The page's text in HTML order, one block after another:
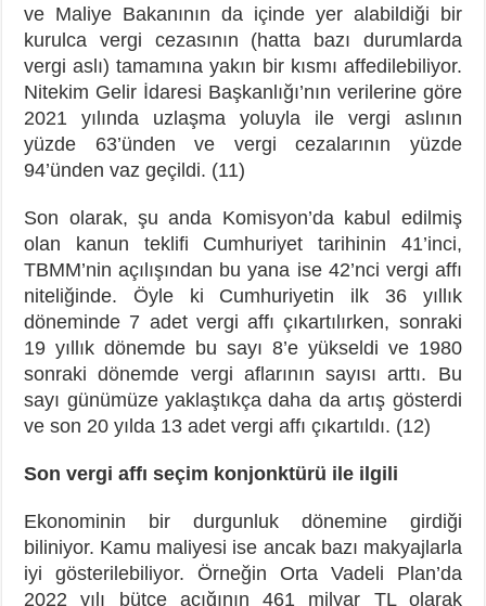
ve Maliye Bakanının da içinde yer alabildiği bir
kurulca vergi cezasının (hatta bazı durumlarda
vergi aslı) tamamına yakın bir kısmı affedilebiliyor.
Nitekim Gelir İdaresi Başkanlığı’nın verilerine göre
2021 yılında uzlaşma yoluyla ile vergi aslının
yüzde 63’ünden ve vergi cezalarının yüzde
94’ünden vaz geçildi. (11)
Son olarak, şu anda Komisyon’da kabul edilmiş
olan kanun teklifi Cumhuriyet tarihinin 41’inci,
TBMM’nin açılışından bu yana ise 42’nci vergi affı
niteliğinde. Öyle ki Cumhuriyetin ilk 36 yıllık
döneminde 7 adet vergi affı çıkartılırken, sonraki
19 yıllık dönemde bu sayı 8’e yükseldi ve 1980
sonraki dönemde vergi aflarının sayısı arttı. Bu
sayı günümüze yaklaştıkça daha da artış gösterdi
ve son 20 yılda 13 adet vergi affı çıkartıldı. (12)
Son vergi affı seçim konjonktürü ile ilgili
Ekonominin bir durgunluk dönemine girdiği
biliniyor. Kamu maliyesi ise ancak bazı makyajlarla
iyi gösterilebiliyor. Örneğin Orta Vadeli Plan’da
2022 yılı bütçe açığının 461 milyar TL olarak